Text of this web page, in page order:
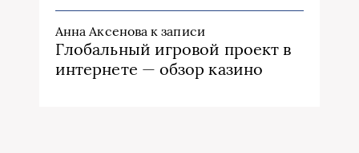
Анна Аксенова к записи
Глобальный игровой проект в
интернете — обзор казино